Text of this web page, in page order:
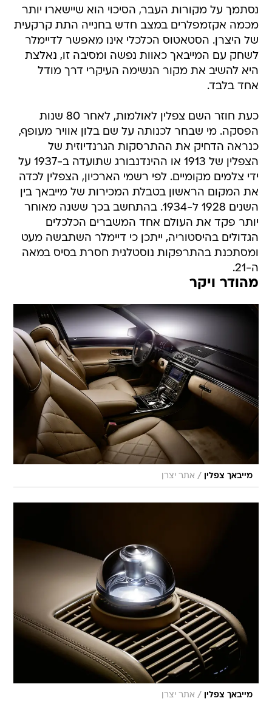
נסתמך על מקורות העבר, הסיכוי הוא שיישארו יותר
מכמה אקזמפלרים במצב חדש בחנייה התת קרקעית
של היצרן. הסטאטוס הכלכלי אינו מאפשר לדיימלר
לשחק עם המייבאך כאוות נפשה ומסיבה זו, נאלצת
היא להשיב את מקור הנשימה העיקרי דרך מודל
אחד בלבד.
כעת חוזר השם צפלין לאולמות, לאחר 80 שנות
הפסקה. מי שבחר לכנותה על שם בלון אוויר מעופף,
כנראה הדחיק את ההתרסקות הגרנדיוזית של
הצפלין של 1913 או ההינדנבורג שתועדה ב-1937 על
ידי צלמים מקומיים. לפי רשמי הארכיון, הצפלין לכדה
את המקום הראשון בטבלת המכירות של מייבאך בין
השנים 1928 ל-1934. בהתחשב בכך ששנה מאוחר
יותר פקד את העולם אחד המשברים הכלכלים
הגדולים בהיסטוריה, ייתכן כי דיימלר השתבשה מעט
ומסתכנת בהתרפקות נוסטלגית חסרת בסיס במאה
ה-21.
מהודר ויקר
מייבאך צפלין / אתר יצרן
מייבאך צפלין / אתר יצרן